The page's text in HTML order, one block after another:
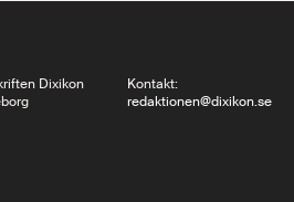
Dixikon
Kontakt:
redaktionen@dixikon.se